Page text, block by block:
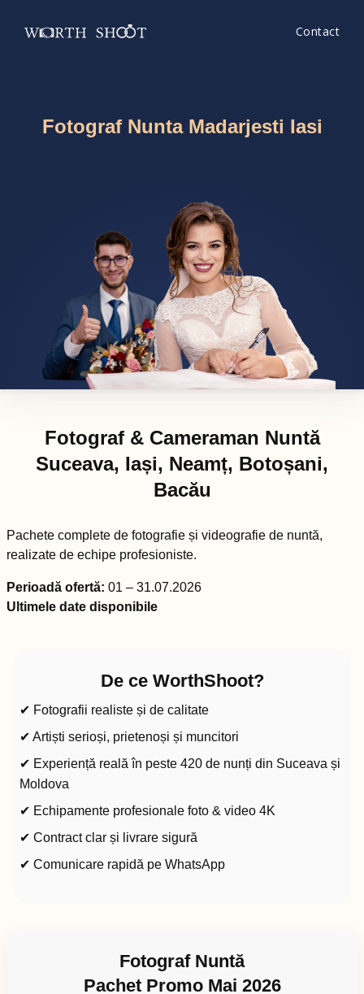
Contact
Fotograf Nunta Madarjesti Iasi
Fotograf & Cameraman Nuntă
Suceava, Iași, Neamț, Botoșani,
Bacău
Pachete complete de fotografie și videografie de nuntă,
realizate de echipe profesioniste.
Perioadă ofertă: 01 – 31.07.2026
Ultimele date disponibile
De ce WorthShoot?
✔ Fotografii realiste și de calitate
✔ Artiști serioși, prietenoși și muncitori
✔ Experiență reală în peste 420 de nunți din Suceava și
Moldova
✔ Echipamente profesionale foto & video 4K
✔ Contract clar și livrare sigură
✔ Comunicare rapidă pe WhatsApp
Fotograf Nuntă
Pachet Promo Mai 2026